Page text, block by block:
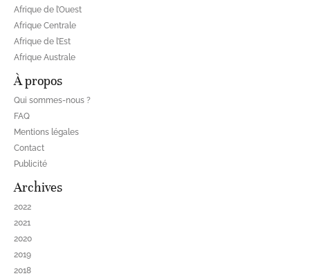
Afrique de l’Ouest
Afrique Centrale
Afrique de l’Est
Afrique Australe
À propos
Qui sommes-nous ?
FAQ
Mentions légales
Contact
Publicité
Archives
2022
2021
2020
2019
2018